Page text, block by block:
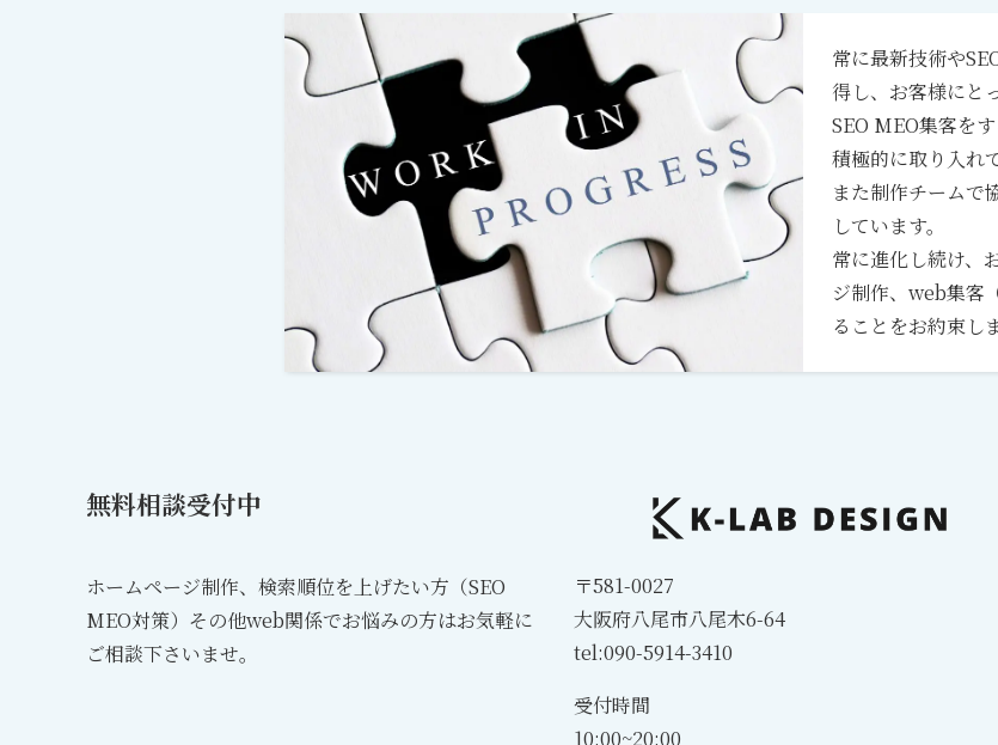
常に最新技術や
得し、お客様にと
SEO MEO集客を
積極的に取り入れ
また制作チームで
しています。
常に進化し続け、
ジ制作、web集客
ることをお約束しま
無料相談受付中
ホームページ制作、検索順位を上げたい方（SEO
MEO対策）その他web関係でお悩みの方はお気軽に
ご相談下さいませ。
〒581-0027
大阪府八尾市八尾木6-64
tel:090-5914-3410
受付時間
10:00~20:00